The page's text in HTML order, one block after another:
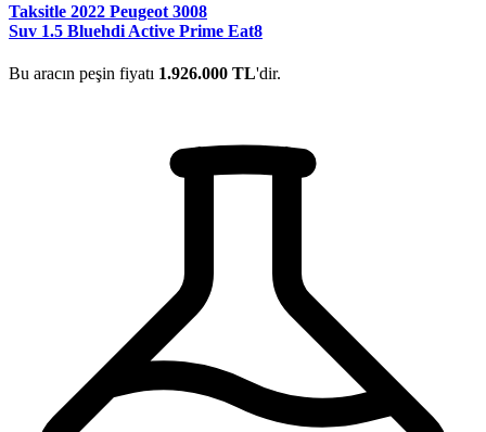
Taksitle 2022 Peugeot 3008
Suv 1.5 Bluehdi Active Prime Eat8
Bu aracın peşin fiyatı 1.926.000 TL'dir.